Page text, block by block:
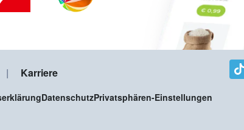
Karriere
DatenschutzPrivatsphären-Einstellungen